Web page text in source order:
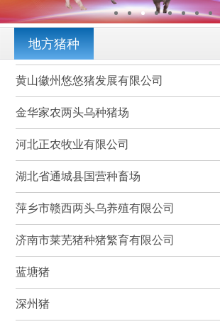
地方猪种
黄山徽州悠悠猪发展有限公司
金华家农两头乌种猪场
河北正农牧业有限公司
湖北省通城县国营种畜场
萍乡市赣西两头乌养殖有限公司
济南市莱芜猪种猪繁育有限公司
蓝塘猪
深州猪